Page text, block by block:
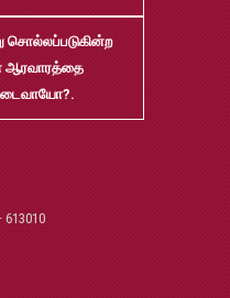
Temporary-Basis
27 சேர்க்கை விவரக் கையேடு
சொல்லப்படுகின்ற
ஆரவாரத்தை